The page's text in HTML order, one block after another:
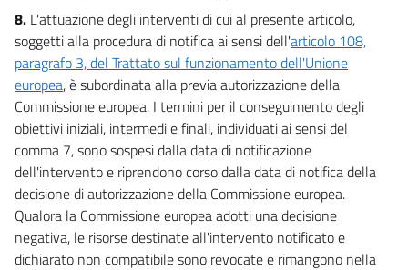
8. L'attuazione degli interventi di cui al presente articolo,
soggetti alla procedura di notifica ai sensi dell'articolo 108,
paragrafo 3, del Trattato sul funzionamento dell'Unione
europea, è subordinata alla previa autorizzazione della
Commissione europea. I termini per il conseguimento degli
obiettivi iniziali, intermedi e finali, individuati ai sensi del
comma 7, sono sospesi dalla data di notificazione
dell'intervento e riprendono corso dalla data di notifica della
decisione di autorizzazione della Commissione europea.
Qualora la Commissione europea adotti una decisione
negativa, le risorse destinate all'intervento notificato e
dichiarato non compatibile sono revocate e rimangono nella